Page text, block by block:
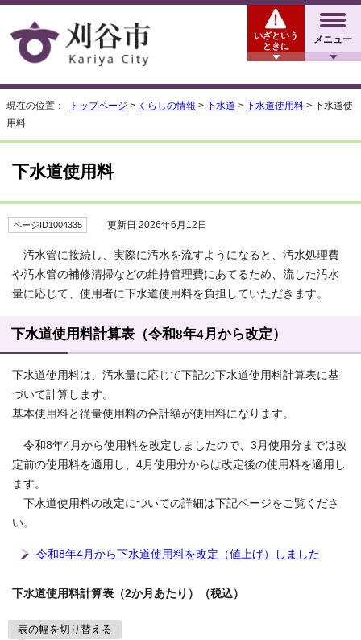
メニュー
いざという
ときに
現在の位置： トップページ > くらしの情報 > 下水道 > 下水道使用料 > 下水道使
用料
下水道使用料
ページID1004335 更新日 2026年6月12日
汚水管に接続し、実際に汚水を流すようになると、汚水処理費
や汚水管の補修清掃などの維持管理費にあてるため、流した汚水
量に応じて、使用者に下水道使用料を負担していただきます。
下水道使用料計算表（令和8年4月から改定）
下水道使用料は、汚水量に応じて下記の下水道使用料計算表に基
づいて計算します。
基本使用料と従量使用料の合計額が使用料になります。
令和8年4月から使用料を改定しましたので、3月使用分までは改
定前の使用料を適用し、4月使用分からは改定後の使用料を適用し
ます。
下水道使用料の改定についての詳細は下記ページをご覧くださ
い。
令和8年4月から下水道使用料を改定（値上げ）しました
下水道使用料計算表（2か月あたり）（税込）
表の幅を切り替える